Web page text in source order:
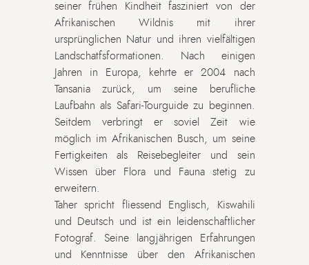
seiner frühen Kindheit fasziniert von der
Afrikanischen Wildnis mit ihrer
ursprünglichen Natur und ihren vielfältigen
Landschatfsformationen. Nach einigen
Jahren in Europa, kehrte er 2004 nach
Tansania zurück, um seine berufliche
Laufbahn als Safari-Tourguide zu beginnen.
Seitdem verbringt er soviel Zeit wie
möglich im Afrikanischen Busch, um seine
Fertigkeiten als Reisebegleiter und sein
Wissen über Flora und Fauna stetig zu
erweitern.
Taher spricht fliessend Englisch, Kiswahili
und Deutsch und ist ein leidenschaftlicher
Fotograf. Seine langjährigen Erfahrungen
und Kenntnisse über den Afrikanischen